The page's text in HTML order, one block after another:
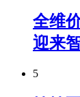
全维
迎来
5